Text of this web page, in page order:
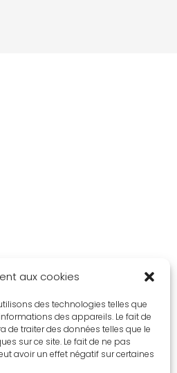
aux cookies
des technologies telles que
des appareils. Le fait de
de traiter des données telles que le
sur ce site. Le fait de ne pas
avoir un effet négatif sur certaines